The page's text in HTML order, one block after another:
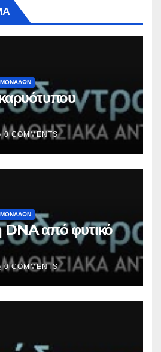
ΜΟΝΑΔΩΝ
0 COMMENTS
ΜΟΝΑΔΩΝ
από φυτικό
0 COMMENTS